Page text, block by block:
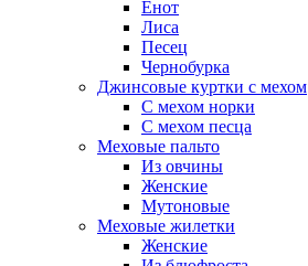
Енот
Лиса
Песец
Чернобурка
Джинсовые куртки с мехом
С мехом норки
С мехом песца
Меховые пальто
Из овчины
Женские
Мутоновые
Меховые жилетки
Женские